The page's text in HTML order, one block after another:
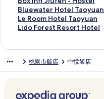
n
D
a
結
a
t
o
p
結
e
l
的
a
n
c
的
e
l
L
u
h
a
t
的
連
n
T
a
n
e
s
G
a
i
n
T
e
o
u
r
o
h
y
R
e
t
a
r
l
o
u
s
p
g
h
n
o
o
x
I
u
Bluewater Hotel Taoyuan
B
l
u
e
Le Room Hotel Taoyuan
L
e
m
H
Lido Forest Resort Hotel
L
o
桃園市飯店 中悅飯店